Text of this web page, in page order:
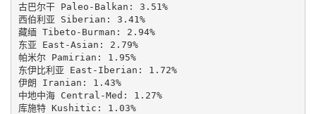
古巴尔干 Paleo-Balkan: 3.51%
西伯利亚 Siberian: 3.41%
藏缅 Tibeto-Burman: 2.94%
东亚 East-Asian: 2.79%
帕米尔 Pamirian: 1.95%
东伊比利亚 East-Iberian: 1.72%
伊朗 Iranian: 1.43%
中地中海 Central-Med: 1.27%
库施特 Kushitic: 1.03%